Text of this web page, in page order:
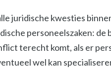
juridische kwesties
personeelszaken:
terecht komt, als er
wel kan